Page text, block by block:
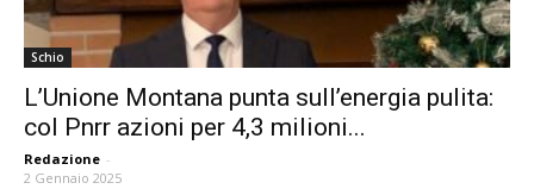
Schio
L’Unione Montana punta sull’energia pulita:
col Pnrr azioni per 4,3 milioni...
Redazione -
2 Gennaio 2025